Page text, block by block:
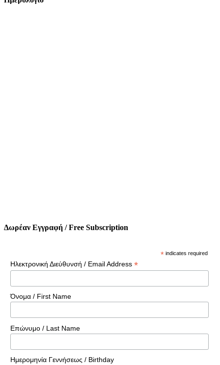
Δωρέαν Εγγραφή / Free Subscription
* indicates required
Ηλεκτρονική Διεύθυνσή / Email Address *
Όνομα / First Name
Επώνυμο / Last Name
Ημερομηνία Γεννήσεως / Birthday